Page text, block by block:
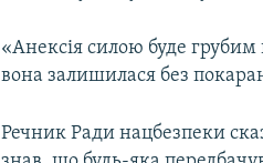
«Анексія силою буде
вона залишилася без
Речник Ради нацбезпеки